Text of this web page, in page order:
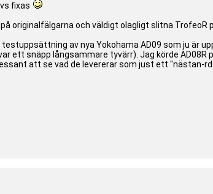
fixas
originalfälgarna och väldigt olagligt slitna TrofeoR
testuppsättning av nya Yokohama AD09 som ju är
ett snäpp långsammare tyvärr). Jag körde
att se vad de levererar som just ett "nästan-